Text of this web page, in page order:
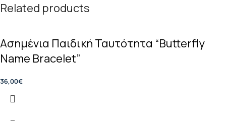
Related products
Ασημένια Παιδική Ταυτότητα “Butterfly
Name Bracelet”
36,00€